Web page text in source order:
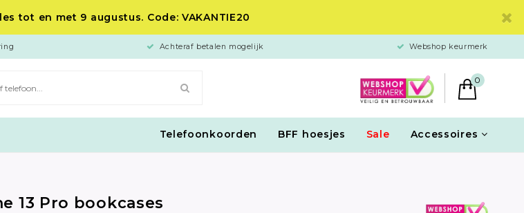
tot en met 9 augustus. Code: VAKANTIE20
Achteraf betalen mogelijk Webshop keurmerk
0
Telefoonkoorden BFF hoesjes Sale Accessoires
13 Pro bookcases